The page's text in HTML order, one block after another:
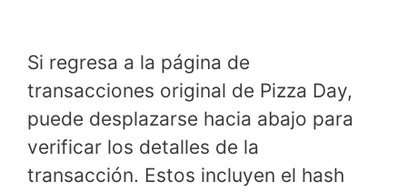
Si regresa a la página de
transacciones original de Pizza Day,
puede desplazarse hacia abajo para
verificar los detalles de la
transacción. Estos incluyen el hash